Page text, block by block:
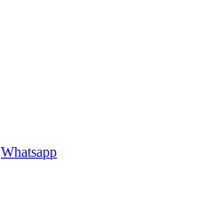
Whatsapp